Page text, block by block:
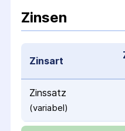
Zinsen
Zinsart
Zinssatz
(variabel)